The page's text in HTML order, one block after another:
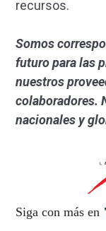
recursos.
Somos
futuro para las
nuestros
colaboradores.
nacionales y
Siga con más en